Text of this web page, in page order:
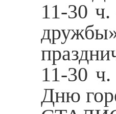
11-30
11-30
Дню